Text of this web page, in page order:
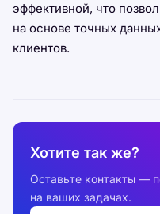
эффективной, что
на основе точных
клиентов.
Хотите так же?
Оставьте контакты —
на ваших задачах.